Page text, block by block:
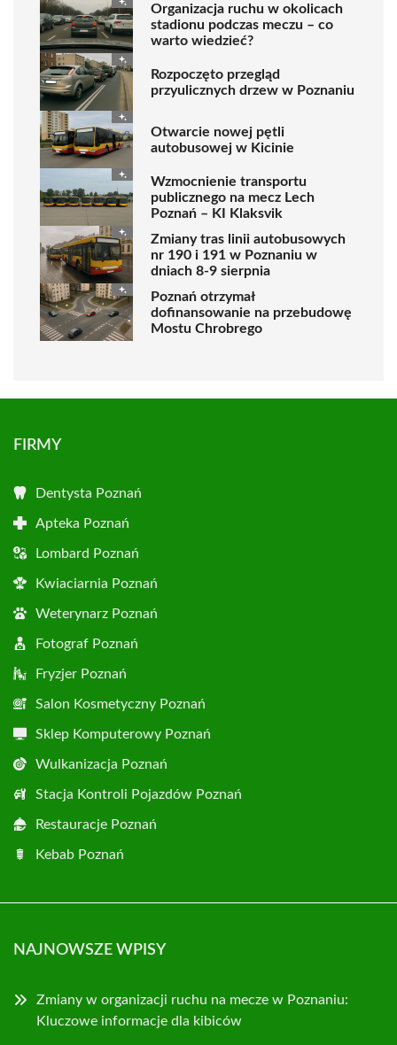
Organizacja ruchu w okolicach
stadionu podczas meczu – co
warto wiedzieć?
Rozpoczęto przegląd
przyulicznych drzew w Poznaniu
Otwarcie nowej pętli
autobusowej w Kicinie
Wzmocnienie transportu
publicznego na mecz Lech
Poznań – KI Klaksvik
Zmiany tras linii autobusowych
nr 190 i 191 w Poznaniu w
dniach 8-9 sierpnia
Poznań otrzymał
dofinansowanie na przebudowę
Mostu Chrobrego
FIRMY
Dentysta Poznań
Apteka Poznań
Lombard Poznań
Kwiaciarnia Poznań
Weterynarz Poznań
Fotograf Poznań
Fryzjer Poznań
Salon Kosmetyczny Poznań
Sklep Komputerowy Poznań
Wulkanizacja Poznań
Stacja Kontroli Pojazdów Poznań
Restauracje Poznań
Kebab Poznań
NAJNOWSZE WPISY
Zmiany w organizacji ruchu na mecze w Poznaniu:
Kluczowe informacje dla kibiców